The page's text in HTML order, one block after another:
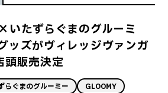
いたずらぐまのグルーミ
ッズがヴィレッジヴァンガ
頭販売決定
らぐまのグルーミー
GLOOMY